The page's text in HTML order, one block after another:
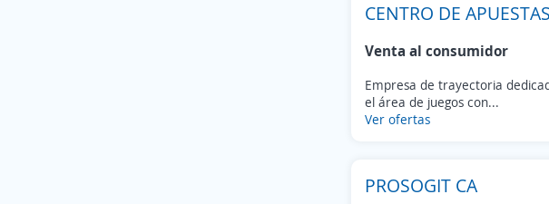
CENTRO DE
Venta al consumidor
Empresa de trayectoria
el área de juegos con...
Ver ofertas
PROSOGIT CA